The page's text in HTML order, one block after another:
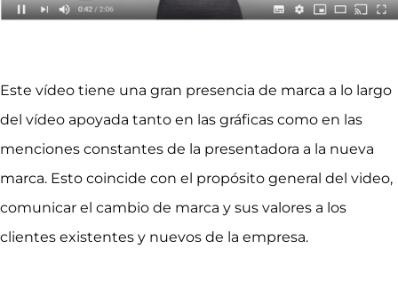
Este vídeo tiene una gran presencia de marca a lo largo
del vídeo apoyada tanto en las gráficas como en las
menciones constantes de la presentadora a la nueva
marca. Esto coincide con el propósito general del video,
comunicar el cambio de marca y sus valores a los
clientes existentes y nuevos de la empresa.